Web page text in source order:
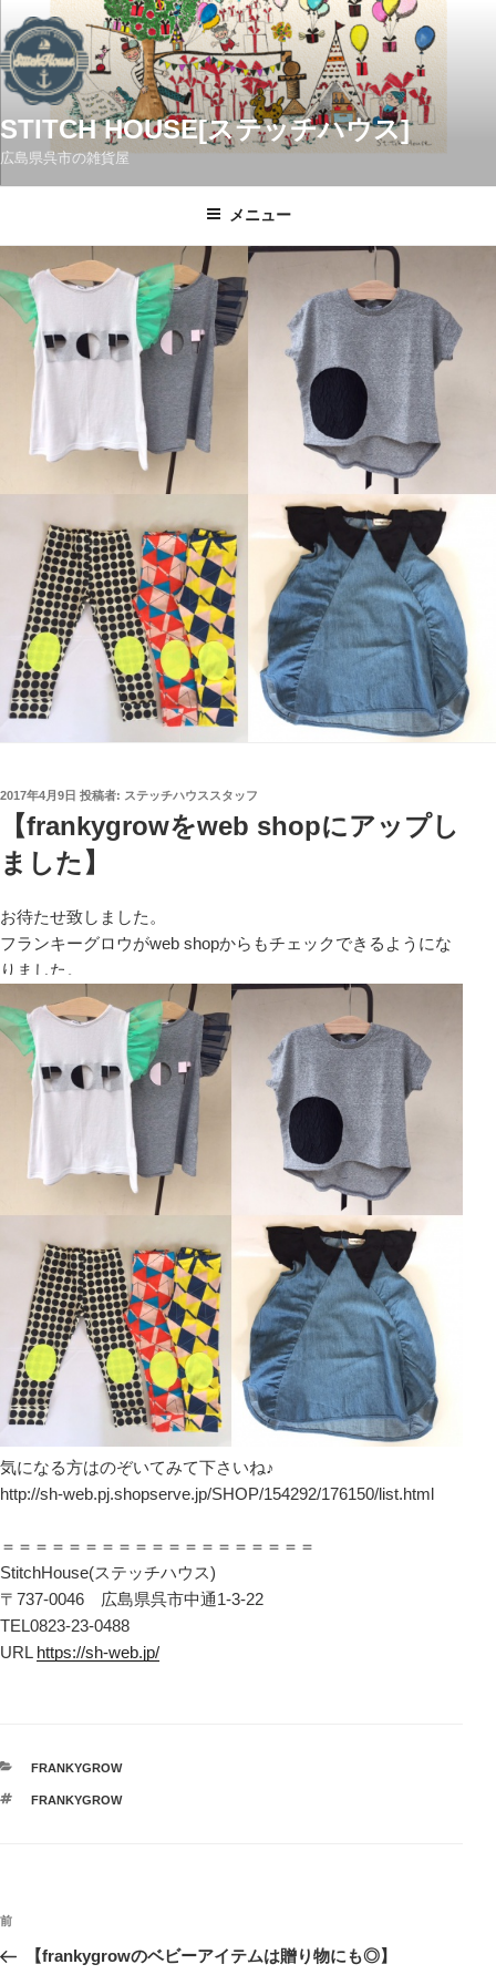
ン
テ
ン
ツ
へ
プ
STITCH HOUSE[ステッチハウス]
広島県呉市の雑貨屋
メニュー
投
2017年4月9日 投稿者: ステッチハウススタッフ
【frankygrowをweb shopにアップし
ました】
お待たせ致しました。
フランキーグロウがweb shopからもチェックできるようにな
りました。
気になる方はのぞいてみて下さいね♪
http://sh-web.pj.shopserve.jp/SHOP/154292/176150/list.html
＝＝＝＝＝＝＝＝＝＝＝＝＝＝＝＝＝＝＝
StitchHouse(ステッチハウス)
〒737-0046 広島県呉市中通1-3-22
TEL0823-23-0488
URL https://sh-web.jp/
カ
ゴ
FRANKYGROW
タ
FRANKYGROW
投
ナ
前
の
前
【frankygrowのベビーアイテムは贈り物にも◎】